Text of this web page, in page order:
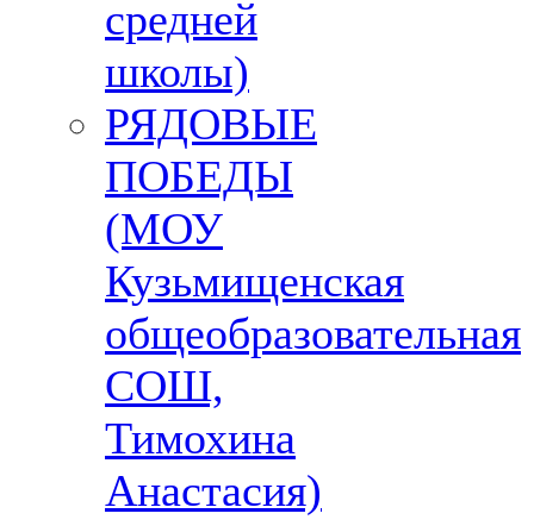
средней
школы)
РЯДОВЫЕ
ПОБЕДЫ
(МОУ
Кузьмищенская
общеобразовательная
СОШ,
Тимохина
Анастасия)